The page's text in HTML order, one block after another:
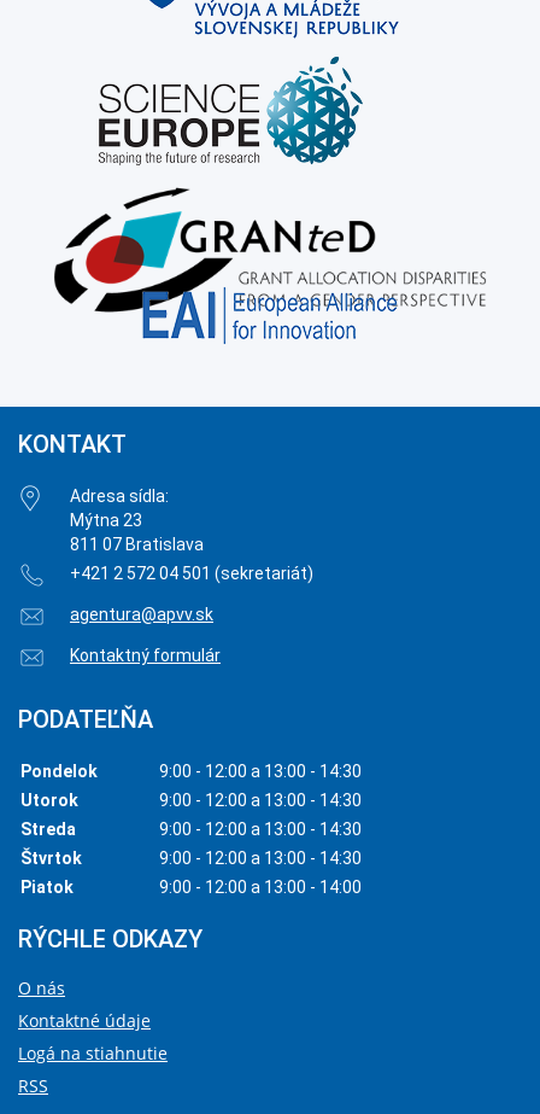
KONTAKT
Adresa sídla:
Mýtna 23
811 07 Bratislava
+421 2 572 04 501 (sekretariát)
agentura@apvv.sk
Kontaktný formulár
PODATEĽŇA
Pondelok
9:00 - 12:00 a 13:00 - 14:30
Utorok
9:00 - 12:00 a 13:00 - 14:30
Streda
9:00 - 12:00 a 13:00 - 14:30
Štvrtok
9:00 - 12:00 a 13:00 - 14:30
Piatok
9:00 - 12:00 a 13:00 - 14:00
RÝCHLE ODKAZY
O nás
Kontaktné údaje
Logá na stiahnutie
RSS